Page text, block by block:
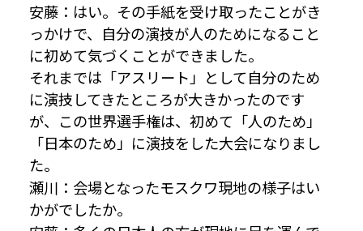
安藤：はい。その手紙を受け取ったことがき
っかけで、自分の演技が人のためになること
に初めて気づくことができました。
それまでは「アスリート」として自分のため
に演技してきたところが大きかったのです
が、この世界選手権は、初めて「人のため」
「日本のため」に演技をした大会になりまし
た。
瀬川：会場となったモスクワ現地の様子はい
かがでしたか。